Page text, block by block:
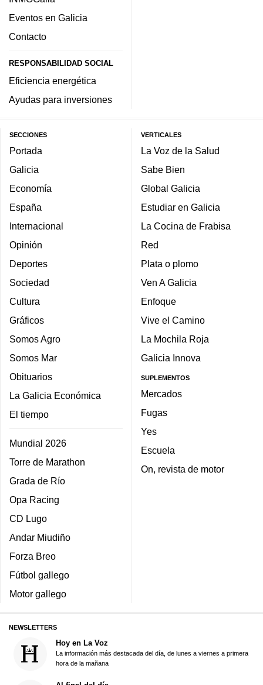
Eventos en Galicia
Contacto
RESPONSABILIDAD SOCIAL
Eficiencia energética
Ayudas para inversiones
SECCIONES
Portada
Galicia
Economía
España
Internacional
Opinión
Deportes
Sociedad
Cultura
Gráficos
Somos Agro
Somos Mar
Obituarios
La Galicia Económica
El tiempo
Mundial 2026
Torre de Marathon
Grada de Río
Opa Racing
CD Lugo
Andar Miudiño
Forza Breo
Fútbol gallego
Motor gallego
VERTICALES
La Voz de la Salud
Sabe Bien
Global Galicia
Estudiar en Galicia
La Cocina de Frabisa
Red
Plata o plomo
Ven A Galicia
Enfoque
Vive el Camino
La Mochila Roja
Galicia Innova
SUPLEMENTOS
Mercados
Fugas
Yes
Escuela
On, revista de motor
NEWSLETTERS
Hoy en La Voz
La información más destacada del día, de lunes a viernes a primera
hora de la mañana